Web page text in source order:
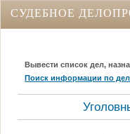
СУДЕБНОЕ
Вывести список дел,
Поиск информации по